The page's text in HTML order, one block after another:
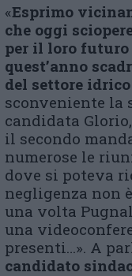
«Esprimo
che oggi
per il loro futuro
quest’anno
del settore
sconveniente la
candidata
il secondo
numerose le
dove si poteva
negligenza non
una volta
una
presenti…». A
candidato